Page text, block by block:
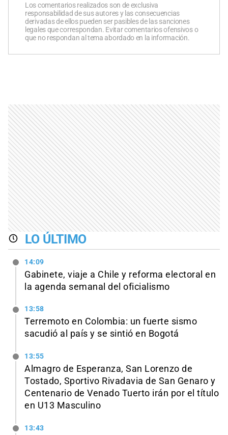
Los comentarios realizados son de exclusiva
responsabilidad de sus autores y las consecuencias
derivadas de ellos pueden ser pasibles de las sanciones
legales que correspondan. Evitar comentarios ofensivos o
que no respondan al tema abordado en la información.
LO ÚLTIMO
14:09
Gabinete, viaje a Chile y reforma electoral en
la agenda semanal del oficialismo
13:58
Terremoto en Colombia: un fuerte sismo
sacudió al país y se sintió en Bogotá
13:55
Almagro de Esperanza, San Lorenzo de
Tostado, Sportivo Rivadavia de San Genaro y
Centenario de Venado Tuerto irán por el título
en U13 Masculino
13:43